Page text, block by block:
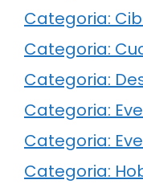
Categoria:
Categoria:
Categoria:
Categoria:
Categoria:
Categoria: